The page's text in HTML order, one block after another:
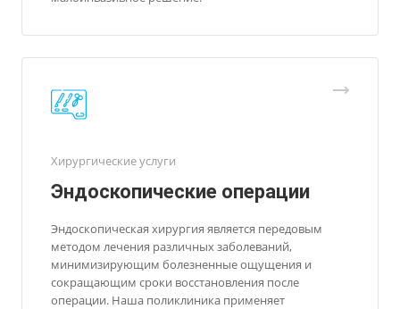
Хирургические услуги
Эндоскопические операции
Эндоскопическая хирургия является передовым
методом лечения различных заболеваний,
минимизирующим болезненные ощущения и
сокращающим сроки восстановления после
операции. Наша поликлиника применяет